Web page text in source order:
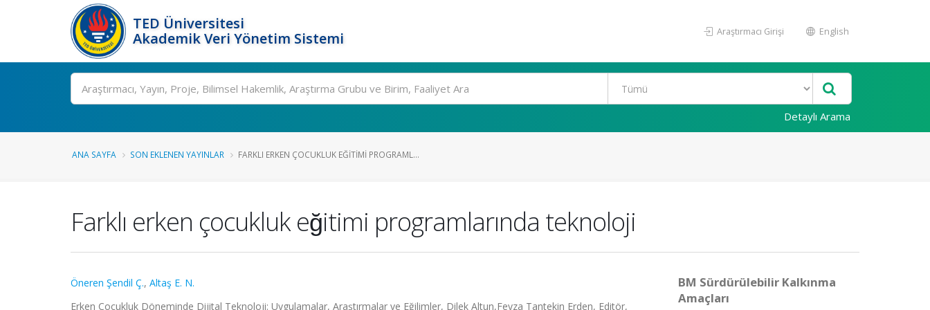
TED Üniversitesi
Akademik Veri Yönetim Sistemi
Araştırmacı Girişi English
Ara
Detaylı Arama
ANA SAYFA SON EKLENEN YAYINLAR FARKLI ERKEN ÇOCUKLUK EĞITIMI PROGRAML...
Farklı erken çocukluk eğitimi programlarında teknoloji
Öneren Şendil Ç., Altaş E. N.
Erken Çocukluk Döneminde Dijital Teknoloji: Uygulamalar, Araştırmalar ve Eğilimler, Dilek Altun,Feyza Tantekin Erden, Editör,
BM Sürdürülebilir Kalkınma
Amaçları